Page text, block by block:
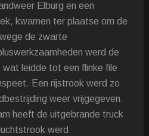
Elburg en een
kwamen ter plaatse om de
de zwarte
werd de
leidde tot een flinke file
Een rijstrook werd zo
weer vrijgegeven.
heeft de uitgebrande truck
werd